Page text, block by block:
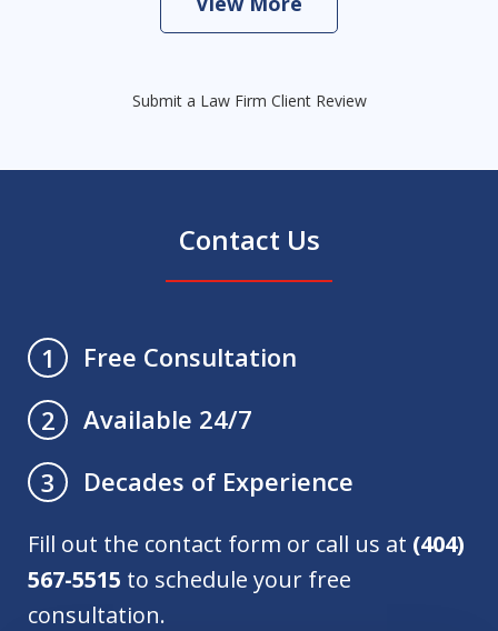
Submit a Law Firm Client Review
Contact Us
1
Free Consultation
2
Available 24/7
3
Decades of Experience
Fill out the contact form or call us at (404)
567-5515 to schedule your free
consultation.